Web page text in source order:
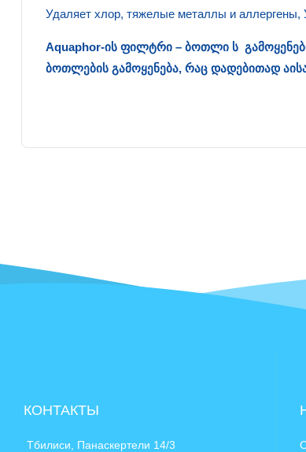
Удаляет хлор, тяжелые металлы и аллергены,
Aquaphor-ის ფილტრი – ბოთლი ს
ბოთლების გამოყენება, რაც დადებითად
КОНТАКТЫ
Тбилиси, Панаскертели 14/3